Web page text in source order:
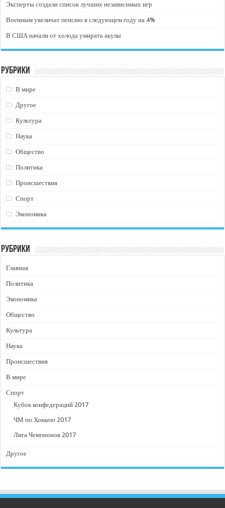
Эксперты создали список лучших независимых игр
Военным увеличат пенсию в следующем году на 4%
В США начали от холода умирать акулы
Рубрики
В мире
Другое
Культура
Наука
Общество
Политика
Происшествия
Спорт
Экономика
Рубрики
Главная
Политика
Экономика
Общество
Культура
Наука
Происшествия
В мире
Спорт
Кубок конфедераций 2017
ЧМ по Хоккею 2017
Лига Чемпионов 2017
Другое